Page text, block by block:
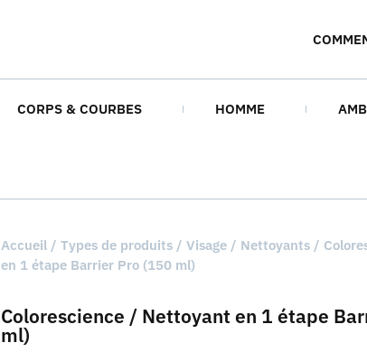
CORPS & COURBES HOMME
Accueil/ Types de produits/ Visage/ Nettoyants/
en 1 étape Barrier Pro (150 ml)
Colorescience / Nettoyant en 1 étape
ml)